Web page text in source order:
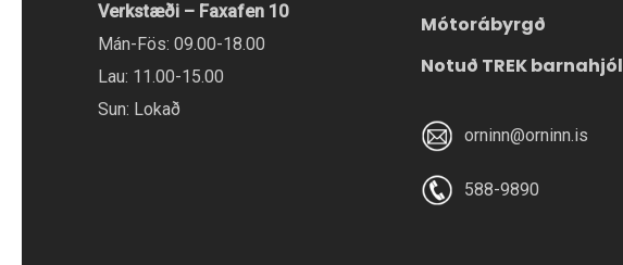
Verkstæði – Faxafen 10
Mán-Fös: 09.00-18.00
Lau: 11.00-15.00
Sun: Lokað
Mótorábyrgð
Notuð TREK barnahjól
orninn@orninn.is
588-9890